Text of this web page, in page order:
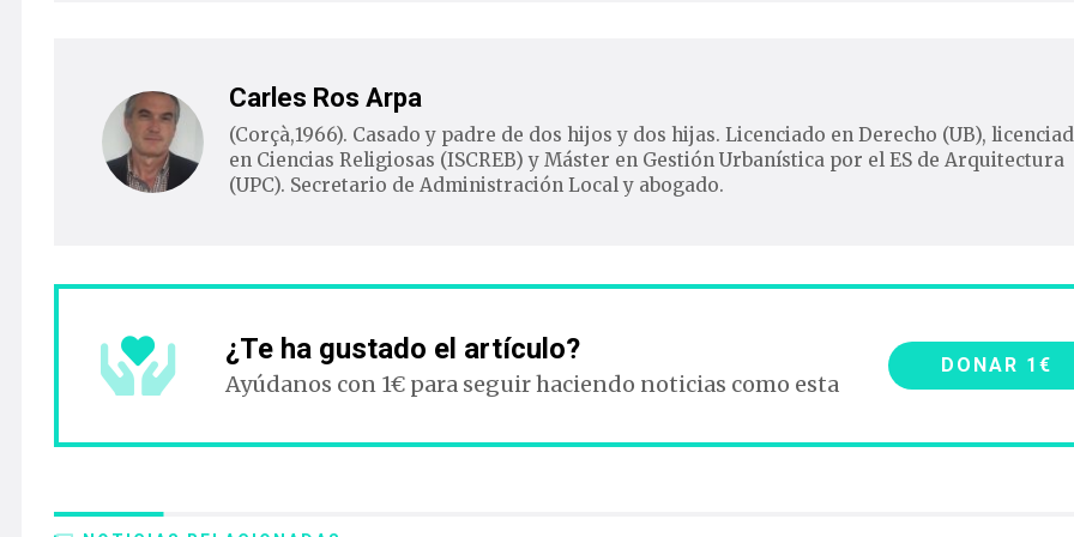
Carles Ros Arpa
(Corçà,1966). Casado y padre de dos hijos y dos hijas. Licenciado en Derecho (UB),
en Ciencias Religiosas (ISCREB) y Máster en Gestión Urbanística por el ES de Arquitectura
(UPC). Secretario de Administración Local y abogado.
¿Te ha gustado el artículo?
Ayúdanos con 1€ para seguir haciendo noticias como esta
DONAR 1€